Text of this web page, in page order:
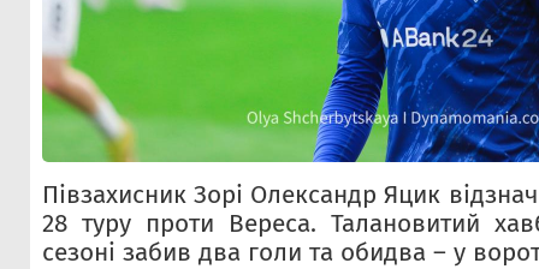
Півзахисник Зорі Олександр Яцик
28 туру проти Вереса. Талановитий
сезоні забив два голи та обидва – у